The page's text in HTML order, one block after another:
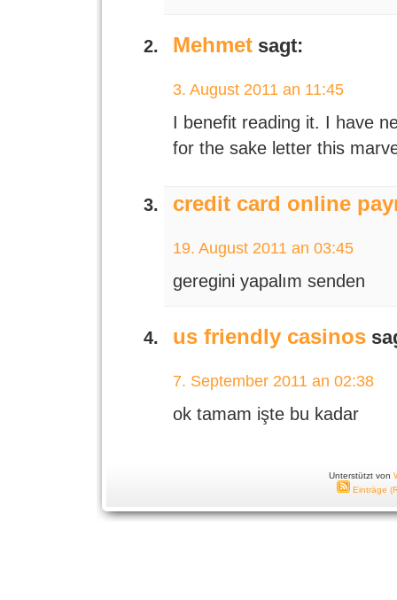
Mehmetsagt:
3. August 2011 an 11:45
I benefit reading it. I have
for the sake letter this
credit card online
19. August 2011 an 03:45
geregini yapalım senden
us friendly casinos
7. September 2011 an 02:38
ok tamam işte bu kadar
Unterstützt von
Einträge